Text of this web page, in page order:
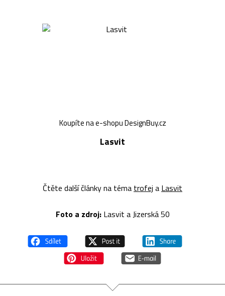
Koupíte na e-shopu DesignBuy.cz
Lasvit
Čtěte další články na téma trofej a Lasvit
Foto a zdroj: Lasvit a Jizerská 50